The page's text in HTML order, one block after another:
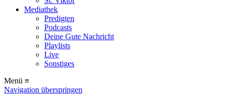
Mediathek
Predigten
Podcasts
Deine Gute Nachricht
Playlists
Live
Sonstiges
Menü ≡
Navigation überspringen